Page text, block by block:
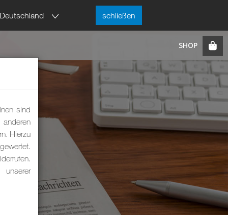
Deutschland schließen
sind
Hierzu